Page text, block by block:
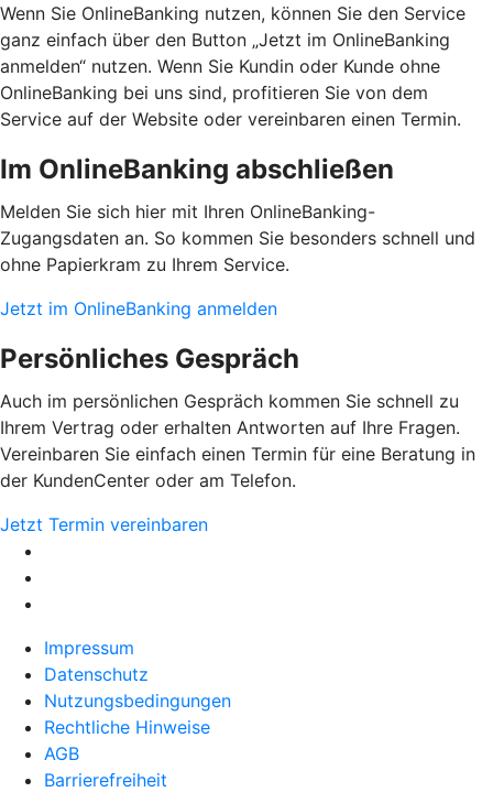
Wenn Sie OnlineBanking nutzen, können Sie den Service
ganz einfach über den Button „Jetzt im OnlineBanking
anmelden“ nutzen. Wenn Sie Kundin oder Kunde ohne
OnlineBanking bei uns sind, profitieren Sie von dem
Service auf der Website oder vereinbaren einen Termin.
Im OnlineBanking abschließen
Melden Sie sich hier mit Ihren OnlineBanking-
Zugangsdaten an. So kommen Sie besonders schnell und
ohne Papierkram zu Ihrem Service.
Jetzt im OnlineBanking anmelden
Persönliches Gespräch
Auch im persönlichen Gespräch kommen Sie schnell zu
Ihrem Vertrag oder erhalten Antworten auf Ihre Fragen.
Vereinbaren Sie einfach einen Termin für eine Beratung in
der KundenCenter oder am Telefon.
Jetzt Termin vereinbaren
Impressum
Datenschutz
Nutzungsbedingungen
Rechtliche Hinweise
AGB
Barrierefreiheit